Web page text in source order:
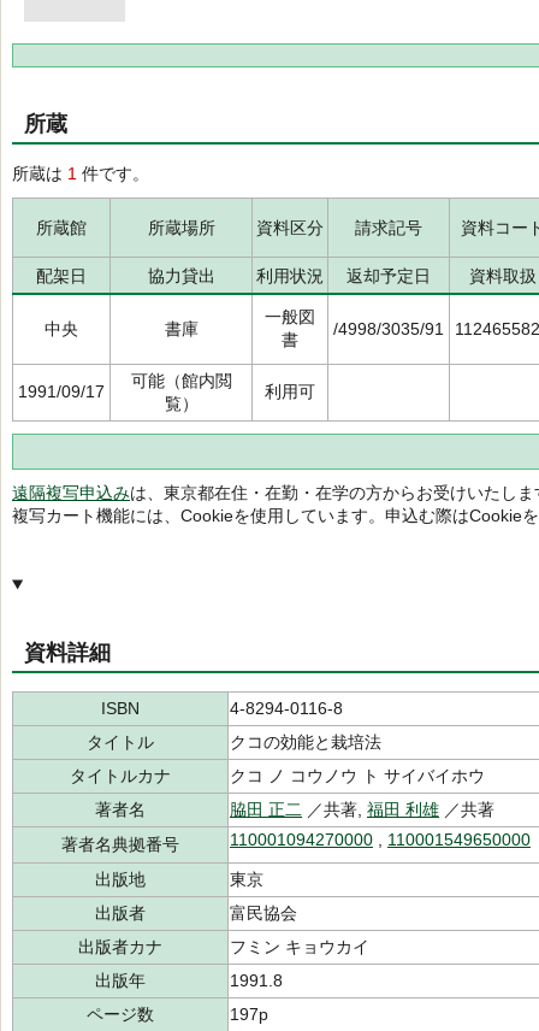
所蔵
所蔵は 1 件です。
所蔵館 所蔵場所 資料区分 請求記号 資料コー
配架日 協力貸出 利用状況 返却予定日 資料取扱
中央 書庫
一般図
書
/4998/3035/91
1991/09/17
可能（館内閲
覧）
利用可
遠隔複写申込みは、東京都在住・在勤・在学の方からお受けいたしま
複写カート機能には、Cookieを使用しています。申込む際はCookie
資料詳細
ISBN
4-8294-0116-8
タイトル
クコの効能と栽培法
タイトルカナ
クコ ノ コウノウ ト サイバイホウ
著者名
脇田 正二 ／共著, 福田 利雄 ／共著
著者名典拠番号
110001094270000 110001549650000
出版地
東京
出版者
富民協会
出版者カナ
フミン キョウカイ
出版年
1991.8
ページ数
197p